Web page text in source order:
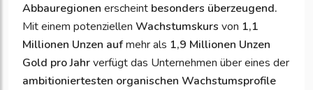
Abbauregionen erscheint besonders überzeugend.
Mit einem potenziellen Wachstumskurs von 1,1
Millionen Unzen aufmehr als 1,9 Millionen Unzen
Gold pro Jahrverfügt das Unternehmen über eines der
ambitioniertesten organischen Wachstumsprofile